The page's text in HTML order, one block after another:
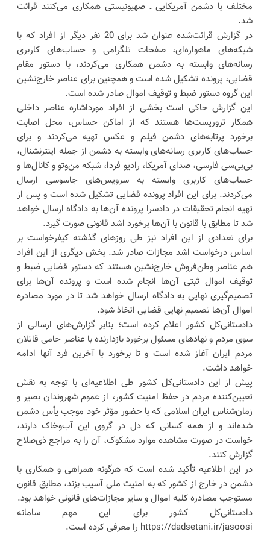
مختلف با دشمن آمریکایی ـ صهیونیستی همکاری می‌کنند قرائت
شد.
در گزارش قرائت‌شده عنوان شد برای 20 نفر دیگر از افراد که با
شبکه‌های ماهواره‌ای، صفحات تلگرامی و حساب‌های کاربری
رسانه‌های وابسته به دشمن همکاری می‌کردند، با دستور مقام
قضایی، پرونده تشکیل شده است و همچنین برای عناصر خارج‌نشین
این گروه دستور ضبط و توقیف اموال صادر شده است.
این گزارش حاکی است بخشی از افراد مورداشاره عناصر داخلی
همکار تروریست‌ها هستند که از اماکن حساس، محل اصابت
برخورد پرتابه‌های دشمن فیلم و عکس تهیه می‌کردند و برای
حساب‌های کاربری رسانه‌های وابسته به دشمن از جمله اینترنشنال،
بی‌بی‌سی فارسی، صدای آمریکا، رادیو فردا، شبکه من‌وتو و کانال‌ها و
حساب‌های کاربری وابسته به سرویس‌های جاسوسی ارسال
می‌کردند. برای این افراد پرونده قضایی تشکیل شده است و پس از
تهیه انجام تحقیقات در دادسرا پرونده آن‌ها به دادگاه ارسال خواهد
شد تا مطابق با قانون با آن‌ها برخورد اشد قانونی صورت گیرد.
برای تعدادی از این افراد نیز طی روزهای گذشته کیفرخواست بر
اساس درخواست اشد مجازات صادر شد. بخش دیگری از این افراد
هم عناصر وطن‌فروش خارج‌نشین هستند که دستور قضایی ضبط و
توقیف اموال ثبتی آ‌ن‌ها انجام شده است و پرونده آن‌ها برای
تصمیم‌گیری نهایی به دادگاه ارسال خواهد شد تا در مورد مصادره
اموال آن‌ها تصمیم نهایی قضایی اتخاذ شود.
دادستانی‌کل کشور اعلام کرده است؛ بنابر گزارش‌های ارسالی از
سوی مردم و نهاد‌های مسئول برخورد بازدارنده با عناصر حامی قاتلان
مردم ایران آغاز شده است و تا برخورد با آخرین فرد آنها ادامه
خواهد داشت.
پیش از این دادستانی‌کل کشور طی اطلاعیه‌ای با توجه به نقش
تعیین‌کننده مردم در حفظ امنیت کشور، از عموم شهروندان بصیر و
زمان‌شناس ایران اسلامی که با حضور مؤثر خود موجب یأس دشمن
شده‌اند و از همه کسانی که دل در گروی این آب‌وخاک دارند،
خواست در صورت مشاهده موارد مشکوک، آن را به مراجع ذی‌صلاح
گزارش کنند.
در این اطلاعیه تأکید شده است که هرگونه همراهی و همکاری با
دشمن در خارج از کشور که به امنیت ملی آسیب بزند، مطابق قانون
مستوجب مصادره کلیه اموال و سایر مجازات‌های قانونی خواهد بود.
دادستانی‌کل کشور برای این مهم سامانه
https://dadsetani.ir/jasoosi را معرفی کرده است.